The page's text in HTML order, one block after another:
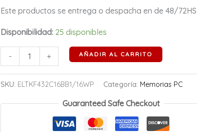
Este productos se entrega o despacha en de 48/72HS
Disponibilidad: 25 disponibles
-
Negro
+ AÑADIR AL CARRITO
SKU: ELTKF432C16BB1/16WP Categoría: Memorias PC
Guaranteed Safe Checkout